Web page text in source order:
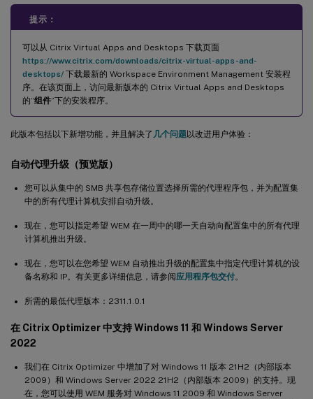
提示：
可以从 Citrix Virtual Apps and Desktops 下载页面
https://www.citrix.com/downloads/citrix-virtual-apps-and-
desktops/ 下载最新的 Workspace Environment Management 安装程
序。在该页面上，访问最新版本的 Citrix Virtual Apps and Desktops
的“组件”下的安装程序。
此版本包括以下新增功能，并且解决了 几个问题以改进用户体验：
自动代理升级（预览版）
您可以从集中的 SMB 共享包存储位置选择所需的代理程序包，并为配置集
中的所有代理计算机安排自动升级。
现在，您可以指定希望 WEM 在一周中的哪一天自动向配置集中的所有代理
计算机推出升级。
现在，您可以在您希望 WEM 自动推出升级的配置集中指定代理计算机的设
备名称和 IP。有关更多详细信息，请参阅应用程序包交付。
所需的最低代理版本：2311.1.0.1
在 Citrix Optimizer 中支持 Windows 11 和 Windows Server
2022
我们在 Citrix Optimizer 中增加了对 Windows 11 版本 21H2（内部版本
2009）和 Windows Server 2022 21H2（内部版本 2009）的支持。现
在，您可以使用 WEM 服务对 Windows 11 2009 和 Windows Server